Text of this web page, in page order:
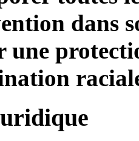
dans
une